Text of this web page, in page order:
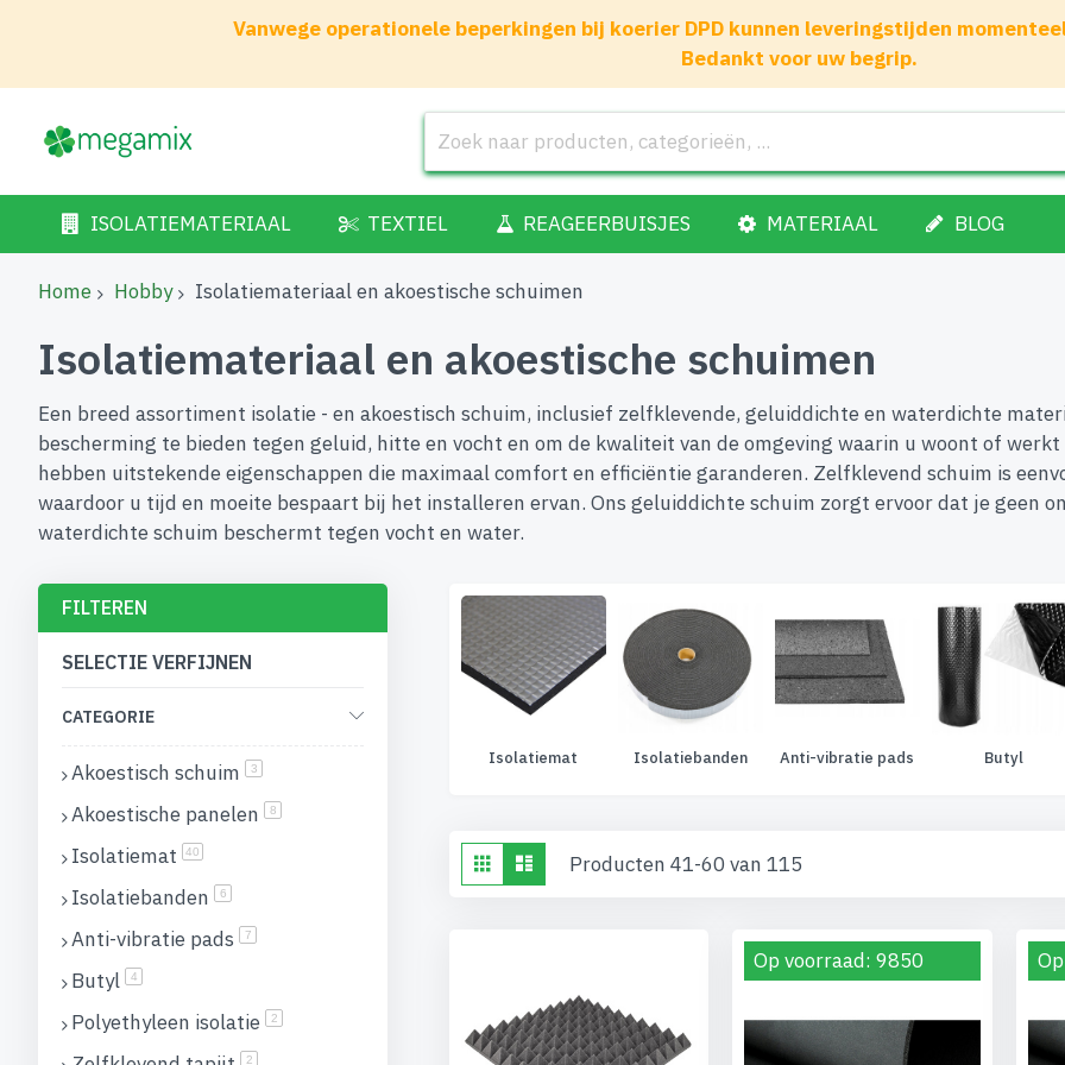
Vanwege operationele beperkingen bij koerier DPD kunnen leveringstijden
Bedankt voor uw begrip.
ISOLATIEMATERIAAL TEXTIEL REAGEERBUISJES MATERIAAL BLOG
Home Hobby Isolatiemateriaal en akoestische schuimen
Isolatiemateriaal en akoestische schuimen
Een breed assortiment isolatie - en akoestisch schuim, inclusief zelfklevende, geluiddichte en waterdichte
bescherming te bieden tegen geluid, hitte en vocht en om de kwaliteit van de omgeving waarin u woont of
hebben uitstekende eigenschappen die maximaal comfort en efficiëntie garanderen. Zelfklevend schuim is
waardoor u tijd en moeite bespaart bij het installeren ervan. Ons geluiddichte schuim zorgt ervoor dat je geen
waterdichte schuim beschermt tegen vocht en water.
Akoestisch schuim Isolatiemat Isolatiebanden Anti-vibratie pads Butyl
Tonen
als
Foto-
tabel
LijstProducten 41-60 van 115
Op voorraad: 9850
FILTEREN
SELECTIE VERFIJNEN
CATEGORIE
Akoestisch schuim 3producten
Akoestische panelen 8producten
Isolatiemat 40
Isolatiebanden 6producten
Anti-vibratie pads 7producten
Butyl 4
Polyethyleen isolatie 2producten
2producten